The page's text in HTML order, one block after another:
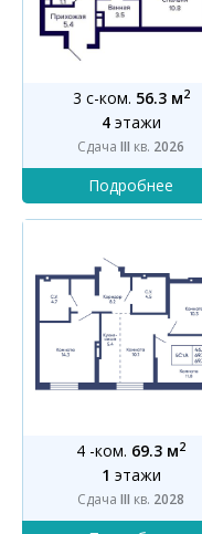
3 с-ком. 56.3 м2
4этажи
Сдача III кв. 2026
4 -ком. 69.3 м2
1 этажи
Сдача III кв. 2028